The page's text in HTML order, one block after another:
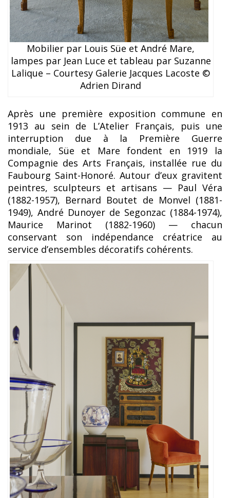
Mobilier par Louis Süe et André Mare,
lampes par Jean Luce et tableau par Suzanne
Lalique – Courtesy Galerie Jacques Lacoste ©
Adrien Dirand
Après une première exposition commune en
1913 au sein de L’Atelier Français, puis une
interruption due à la Première Guerre
mondiale, Süe et Mare fondent en 1919 la
Compagnie des Arts Français, installée rue du
Faubourg Saint-Honoré. Autour d’eux gravitent
peintres, sculpteurs et artisans — Paul Véra
(1882-1957), Bernard Boutet de Monvel (1881-
1949), André Dunoyer de Segonzac (1884-1974),
Maurice Marinot (1882-1960) — chacun
conservant son indépendance créatrice au
service d’ensembles décoratifs cohérents.